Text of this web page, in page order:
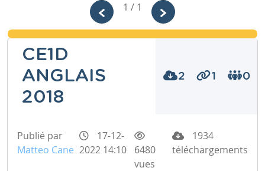
1 / 1
CE1D
ANGLAIS
2018
2 1 0
Publié par
Matteo Cane
17-12-
2022 14:10
6480
vues
1934
téléchargements